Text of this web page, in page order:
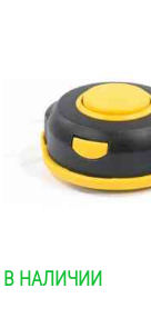
В НАЛИЧИИ